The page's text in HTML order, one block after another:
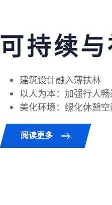
可持续
建筑设计融入薄扶林
以人为本：加强行人
美化环境：绿化休憩空
阅读更多